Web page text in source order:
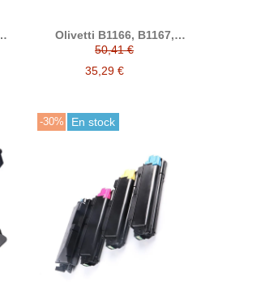
Olivetti B1166, B1167,
B1168, B1169 tóner
compatible
50,41 €
35,29 €
-30% En stock